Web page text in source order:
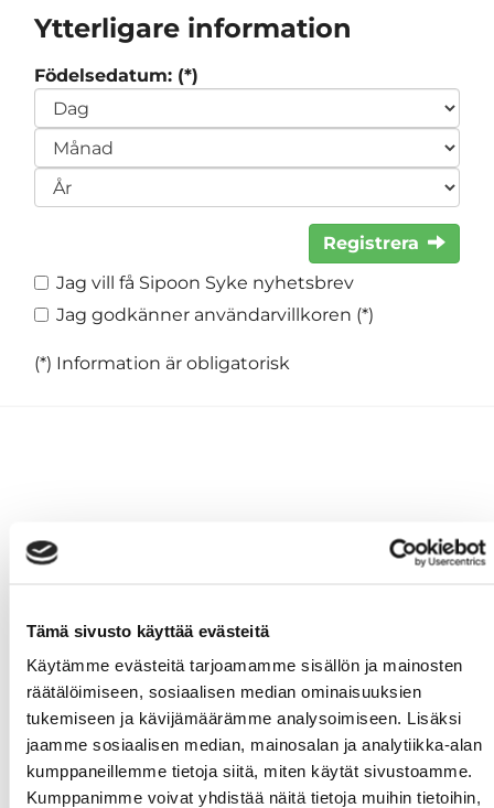
Tämä sivusto käyttää evästeitä
Käytämme evästeitä tarjoamamme sisällön ja mainosten
räätälöimiseen, sosiaalisen median ominaisuuksien
tukemiseen ja kävijämäärämme analysoimiseen. Lisäksi
jaamme sosiaalisen median, mainosalan ja analytiikka-alan
kumppaneillemme tietoja siitä, miten käytät sivustoamme.
Kumppanimme voivat yhdistää näitä tietoja muihin tietoihin,
Ytterligare information
Födelsedatum: (*)
Registrera
Jag vill få Sipoon Syke nyhetsbrev
Jag godkänner användarvillkoren (*)
(*) Information är obligatorisk